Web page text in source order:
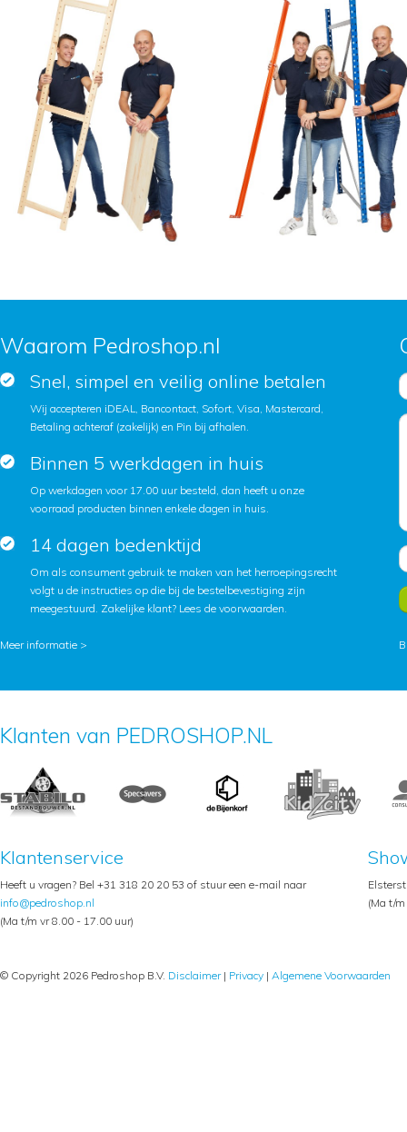
Waarom Pedroshop.nl
Snel, simpel en veilig online betalen
Wij accepteren iDEAL, Bancontact, Sofort, Visa, Mastercard,
Betaling achteraf (zakelijk) en Pin bij afhalen.
Binnen 5 werkdagen in huis
Op werkdagen voor 17.00 uur besteld, dan heeft u onze
voorraad producten binnen enkele dagen in huis.
14 dagen bedenktijd
Om als consument gebruik te maken van het herroepingsrecht
volgt u de instructies op die bij de bestelbevestiging zijn
meegestuurd. Zakelijke klant? Lees de voorwaarden.
Meer informatie >
Klanten van PEDROSHOP.NL
Klantenservice
Heeft u vragen? Bel +31 318 20 20 53 of stuur een e-mail naar
info@pedroshop.nl
(Ma t/m vr 8.00 - 17.00 uur)
(Ma t/
© Copyright 2026 Pedroshop B.V. Disclaimer| Privacy | Algemene Voorwaarden